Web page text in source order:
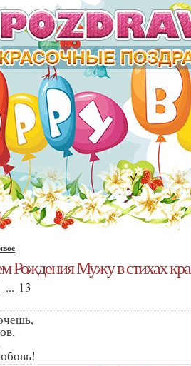
Рождения Мужу в стихах
... 13